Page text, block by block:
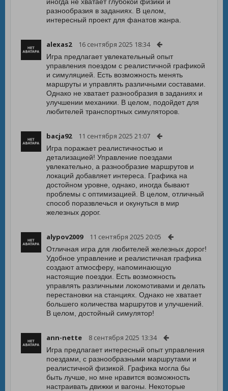
разнообразия в заданиях. В целом,
интересный проект для фанатов жанра.
alexas2 16 сентября 2025 18:34
Игра предлагает увлекательный опыт
управления поездом с реалистичной графикой
и симуляцией. Есть возможность менять
маршруты и управлять различными составами.
Однако не хватает разнообразия в заданиях и
улучшении механики. В целом, подойдет для
любителей транспортных симуляторов.
bacja92 11 сентября 2025 21:07
Игра поражает реалистичностью и
детализацией! Управление поездами
увлекательно, а разнообразие маршрутов и
локаций добавляет интереса. Графика на
достойном уровне, однако, иногда бывают
проблемы с оптимизацией. В целом, отличный
способ поразвлечься и окунуться в мир
железных дорог.
alypov2009 11 сентября 2025 20:05
Отличная игра для любителей железных дорог!
Удобное управление и реалистичная графика
создают атмосферу, напоминающую
настоящие поездки. Есть возможность
управлять различными локомотивами и делать
перестановки на станциях. Однако не хватает
большего количества маршрутов и улучшений.
В целом, достойный симулятор!
ann-nette 8 сентября 2025 13:34
Игра предлагает интересный опыт управления
поездами, с разнообразными маршрутами и
реалистичной физикой. Графика могла бы
быть лучше, но мне нравится возможность
настраивать движки и вагоны. Некоторые